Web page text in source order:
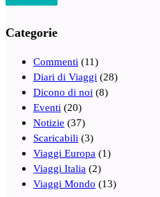
Categorie
Commenti (11)
Diari di Viaggi (28)
Dicono di noi (8)
Eventi (20)
Notizie (37)
Scaricabili (3)
Viaggi Europa (1)
Viaggi Italia (2)
Viaggi Mondo (13)